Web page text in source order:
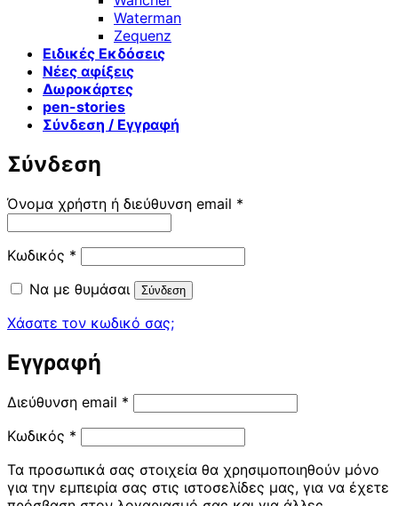
Waterman
Zequenz
Ειδικές Εκδόσεις
Νέες αφίξεις
Δωροκάρτες
pen-stories
Σύνδεση / Εγγραφή
Σύνδεση
Όνομα χρήστη ή διεύθυνση email *
Κωδικός * Απαιτείται
Να με θυμάσαι
Σύνδεση
Χάσατε τον κωδικό σας;
Εγγραφή
Διεύθυνση email * Απαιτείται
Κωδικός * Απαιτείται
Τα προσωπικά σας στοιχεία θα χρησιμοποιηθούν μόνο
για την εμπειρία σας στις ιστοσελίδες μας, για να έχετε